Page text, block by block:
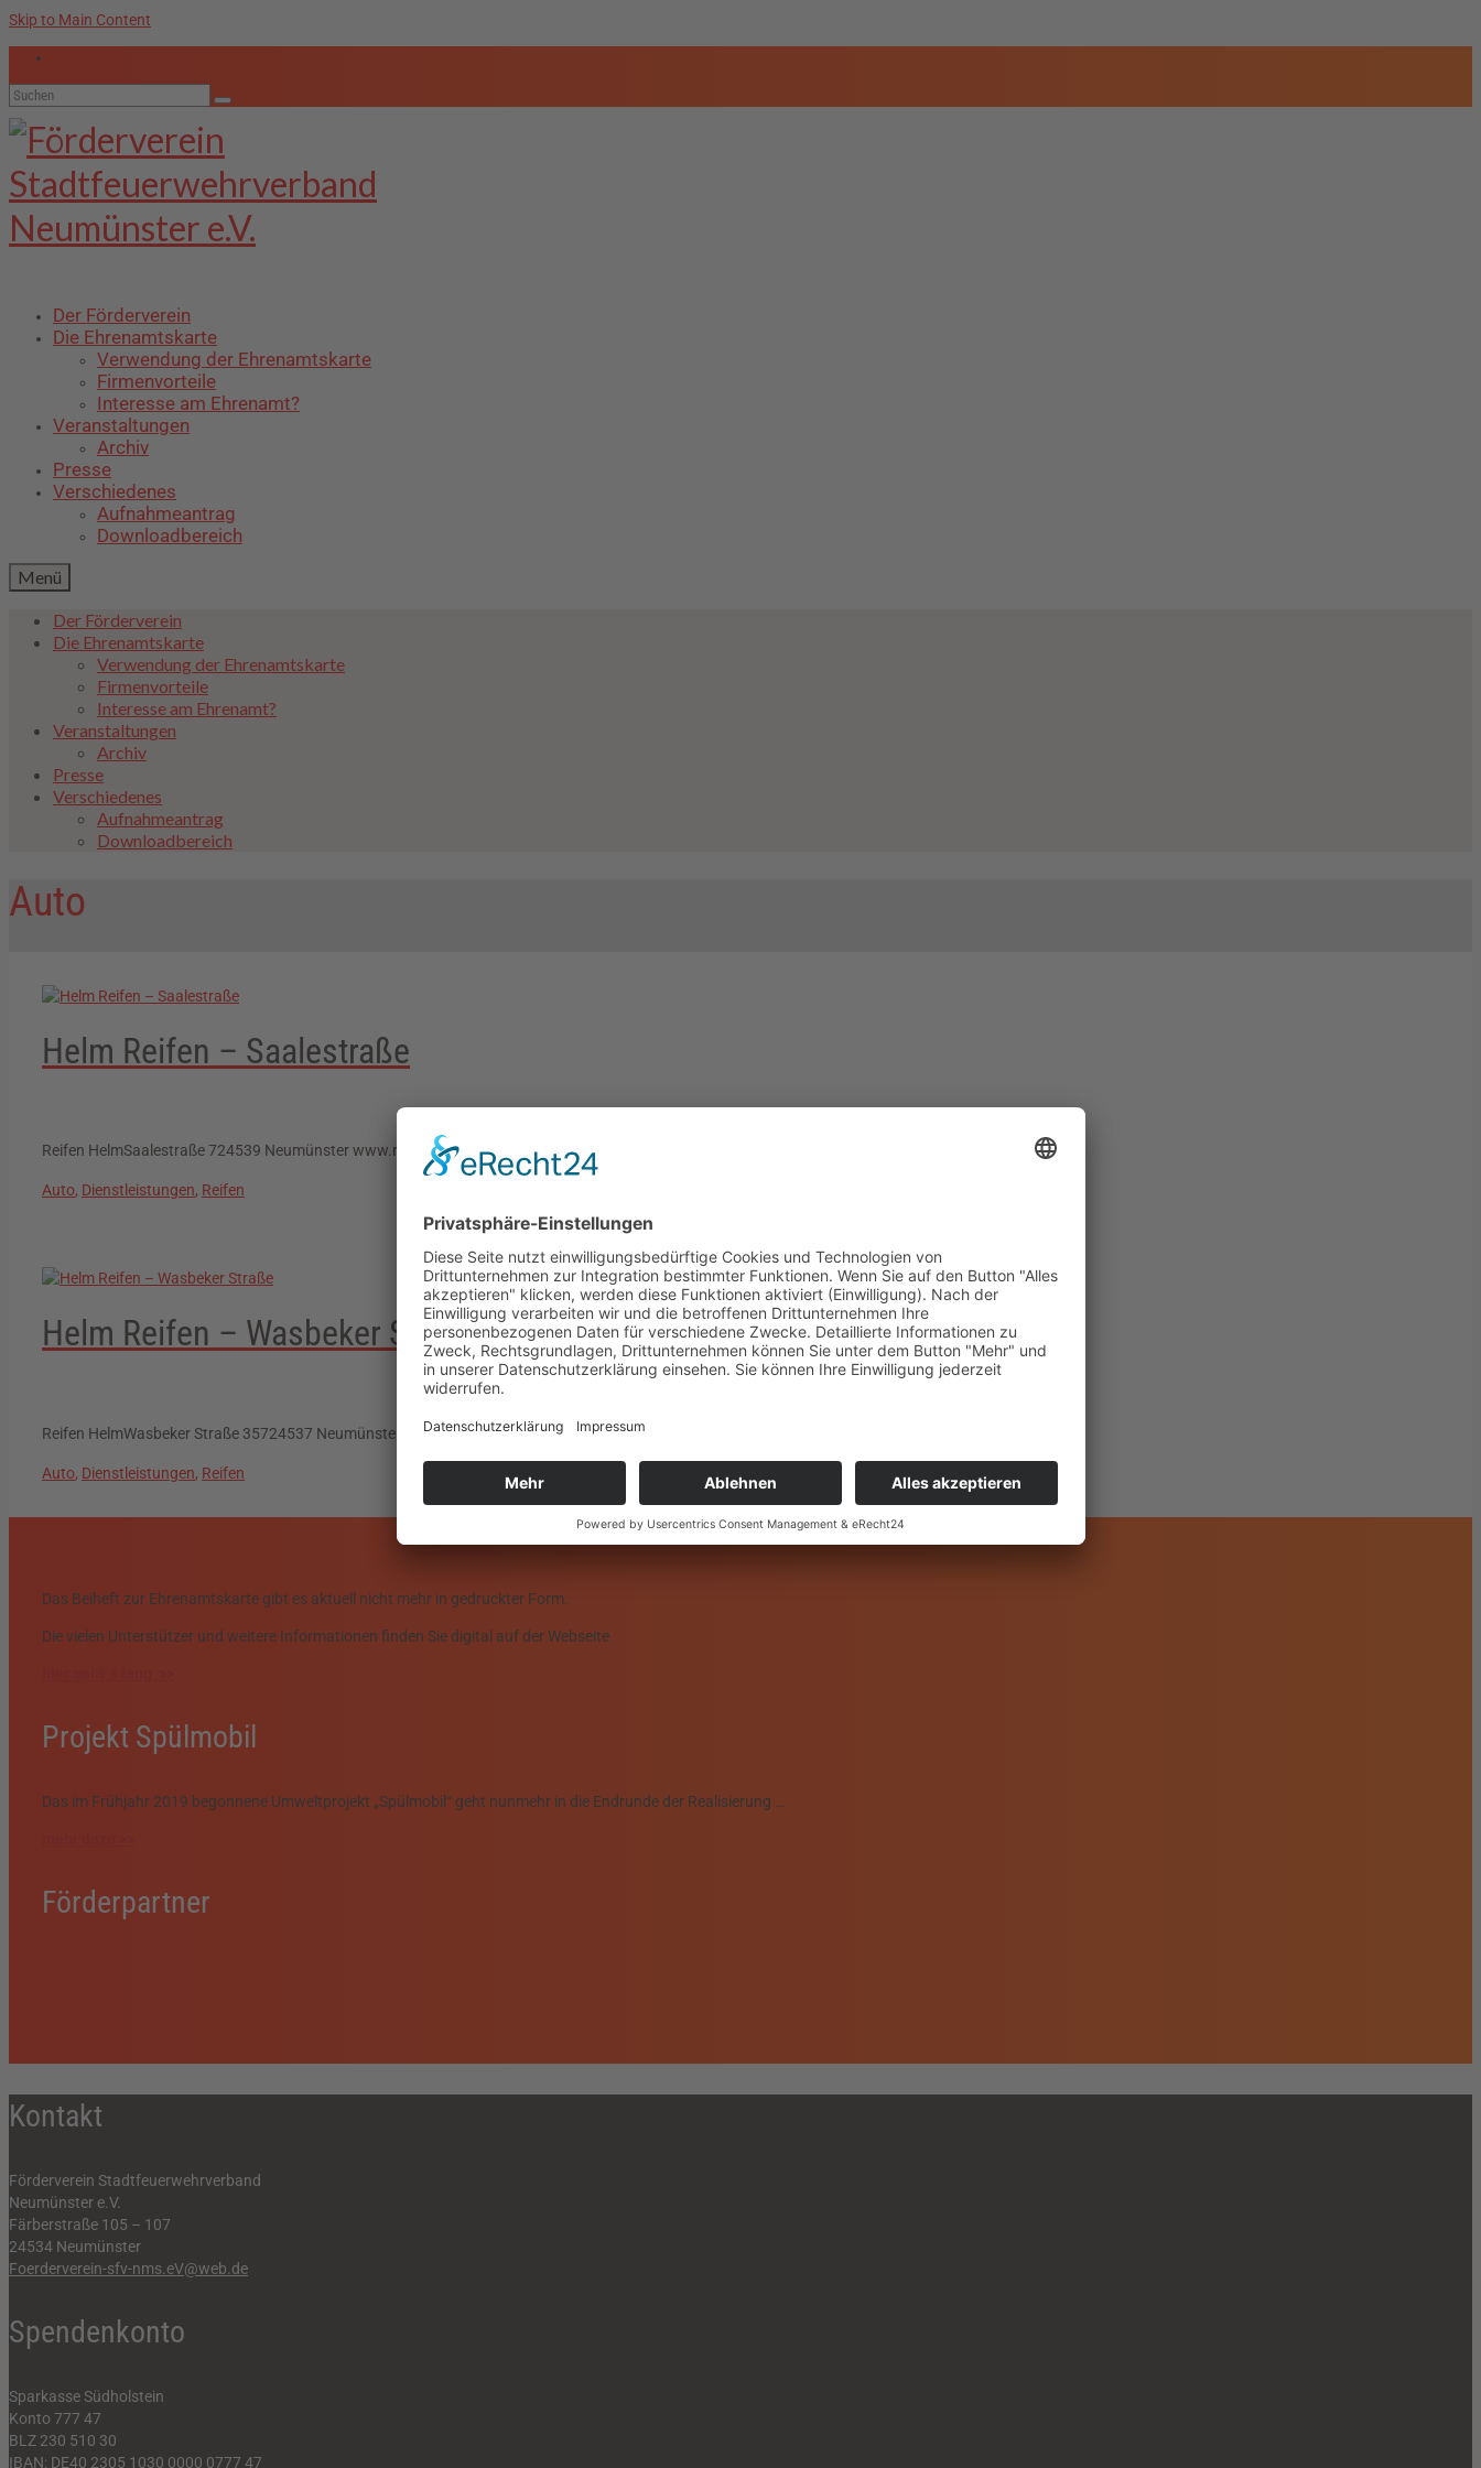
Skip to Main Content
Suche
nach:
Der Förderverein
Die Ehrenamtskarte
Verwendung der Ehrenamtskarte
Firmenvorteile
Interesse am Ehrenamt?
Veranstaltungen
Archiv
Presse
Verschiedenes
Aufnahmeantrag
Downloadbereich
Menü
Der Förderverein
Die Ehrenamtskarte
Verwendung der Ehrenamtskarte
Firmenvorteile
Interesse am Ehrenamt?
Veranstaltungen
Archiv
Presse
Verschiedenes
Aufnahmeantrag
Downloadbereich
Auto
Helm Reifen – Saalestraße
Reifen HelmSaalestraße 724539 Neumünster www.reifenhelm.de 20% auf Dienstleistungen10% auf Teile << zurück zur Übersicht
Auto, Dienstleistungen, Reifen
Helm Reifen – Wasbeker Straße
Reifen HelmWasbeker Straße 35724537 Neumünster www.reifenhelm.de 20% auf Dienstleistungen10% auf Teile << zurück zur Übersicht
Auto, Dienstleistungen, Reifen
Das Beiheft zur Ehrenamtskarte gibt es aktuell nicht mehr in gedruckter Form.
Die vielen Unterstützer und weitere Informationen finden Sie digital auf der Webseite
Projekt Spülmobil
Das im Frühjahr 2019 begonnene Umweltprojekt „Spülmobil“ geht nunmehr in die Endrunde der Realisierung …
Förderpartner
Kontakt
Förderverein Stadtfeuerwehrverband
Neumünster e.V.
Färberstraße 105 – 107
24534 Neumünster
Foerderverein-sfv-nms.eV@web.de
Spendenkonto
Sparkasse Südholstein
Konto 777 47
BLZ 230 510 30
IBAN: DE40 2305 1030 0000 0777 47